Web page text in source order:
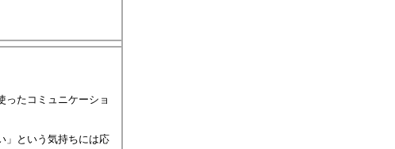
ったコミュニケーショ
」という気持ちには応